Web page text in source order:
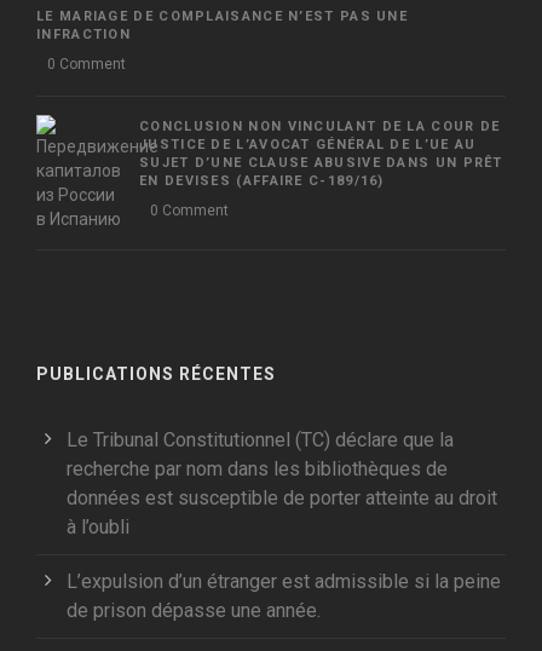
LE MARIAGE DE COMPLAISANCE N’EST PAS UNE
INFRACTION
0 Comment
CONCLUSION NON VINCULANT DE LA COUR DE
JUSTICE DE L’AVOCAT GÉNÉRAL DE L’UE AU
SUJET D’UNE CLAUSE ABUSIVE DANS UN PRÊT
EN DEVISES (AFFAIRE C-189/16)
0 Comment
PUBLICATIONS RÉCENTES
Le Tribunal Constitutionnel (TC) déclare que la
recherche par nom dans les bibliothèques de
données est susceptible de porter atteinte au droit
à l’oubli
L’expulsion d’un étranger est admissible si la peine
de prison dépasse une année.